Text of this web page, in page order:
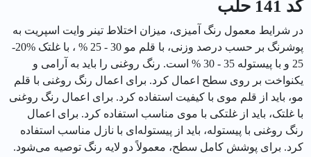
کد 141 حلب
در شرایط معمول رنگ آمیزی، میزان اختلاط تینر وایت اسپریت به
پوشرنگ بر حسب درصد وزنی، با قلم مو 30 - 25 % ، با غلتک %20-
25 و با پیستوله 35 - 30 % است. رنگ روغنی را باید به آرامی و
یکنواخت بر روی سطح اعمال کرد. برای اعمال رنگ روغنی با قلم
مو، باید از قلم موی با کیفیت استفاده کرد. برای اعمال رنگ روغنی
با غلتک، باید از غلتکی با موی مناسب استفاده کرد. برای اعمال
رنگ روغنی با پیستوله، باید از پیستوله‌ای با نازل مناسب استفاده
کرد. برای پوشش کامل سطح، معمولاً دو لایه رنگ توصیه می‌شود.